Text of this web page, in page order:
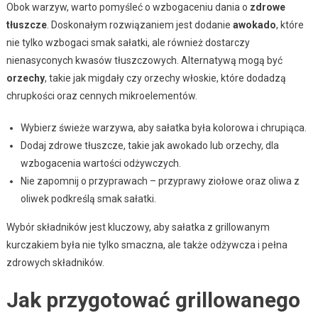
Obok warzyw, warto pomyśleć o wzbogaceniu dania o zdrowe
tłuszcze. Doskonałym rozwiązaniem jest dodanie awokado, które
nie tylko wzbogaci smak sałatki, ale również dostarczy
nienasyconych kwasów tłuszczowych. Alternatywą mogą być
orzechy, takie jak migdały czy orzechy włoskie, które dodadzą
chrupkości oraz cennych mikroelementów.
Wybierz świeże warzywa, aby sałatka była kolorowa i chrupiąca.
Dodaj zdrowe tłuszcze, takie jak awokado lub orzechy, dla
wzbogacenia wartości odżywczych.
Nie zapomnij o przyprawach – przyprawy ziołowe oraz oliwa z
oliwek podkreślą smak sałatki.
Wybór składników jest kluczowy, aby sałatka z grillowanym
kurczakiem była nie tylko smaczna, ale także odżywcza i pełna
zdrowych składników.
Jak przygotować grillowanego